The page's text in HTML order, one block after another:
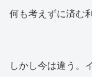
何も考えずに済む
しかし今は違う。